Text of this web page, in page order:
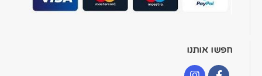
חפשו אותנו